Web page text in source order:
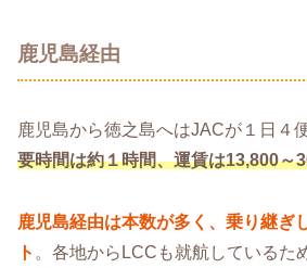
鹿児島経由
鹿児島から徳之島へはJACが１日４
要時間は約１時間、運賃は13,800～
鹿児島経由は本数が多く、乗り継ぎ
ト 。各地からLCCも就航しているた